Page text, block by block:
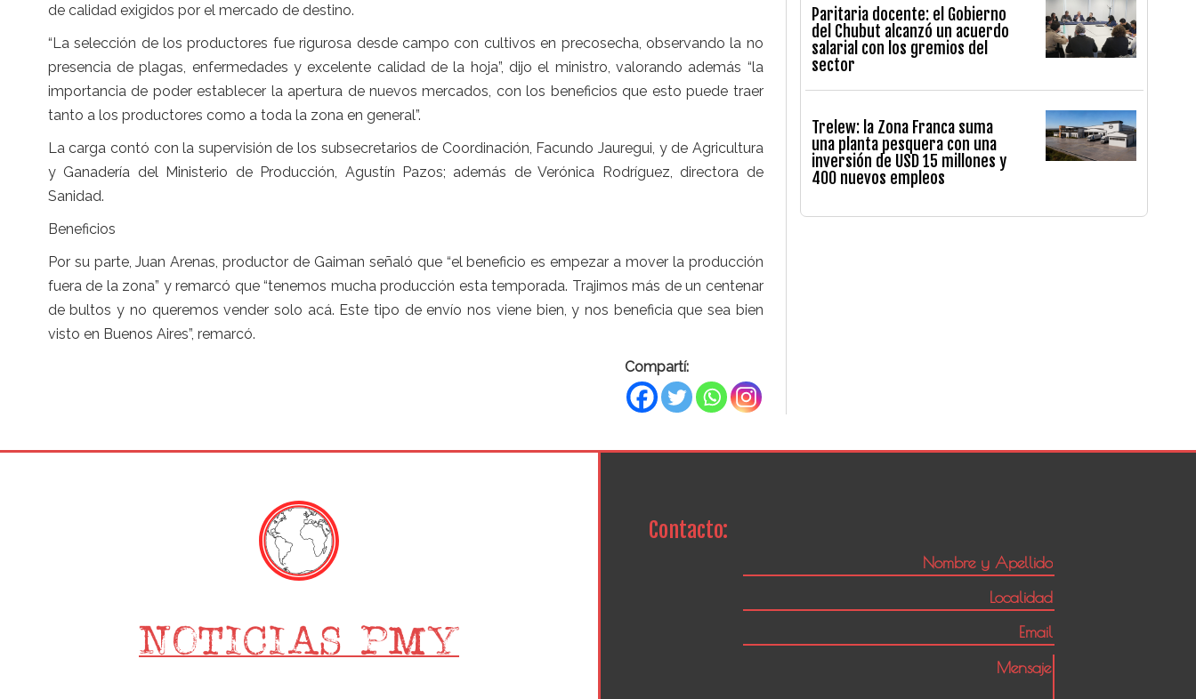
de calidad exigidos por el mercado de destino.
“La selección de los productores fue rigurosa desde campo con cultivos en precosecha, observando la no
presencia de plagas, enfermedades y excelente calidad de la hoja”, dijo el ministro, valorando además “la
importancia de poder establecer la apertura de nuevos mercados, con los beneficios que esto puede traer
tanto a los productores como a toda la zona en general”.
La carga contó con la supervisión de los subsecretarios de Coordinación, Facundo Jauregui, y de Agricultura
y Ganadería del Ministerio de Producción, Agustín Pazos; además de Verónica Rodríguez, directora de
Sanidad.
Beneficios
Por su parte, Juan Arenas, productor de Gaiman señaló que “el beneficio es empezar a mover la producción
fuera de la zona” y remarcó que “tenemos mucha producción esta temporada. Trajimos más de un centenar
de bultos y no queremos vender solo acá. Este tipo de envío nos viene bien, y nos beneficia que sea bien
visto en Buenos Aires”, remarcó.
Compartí:
Paritaria docente: el Gobierno
del Chubut alcanzó un acuerdo
salarial con los gremios del
sector
Trelew: la Zona Franca suma
una planta pesquera con una
inversión de USD 15 millones y
400 nuevos empleos
Contacto: